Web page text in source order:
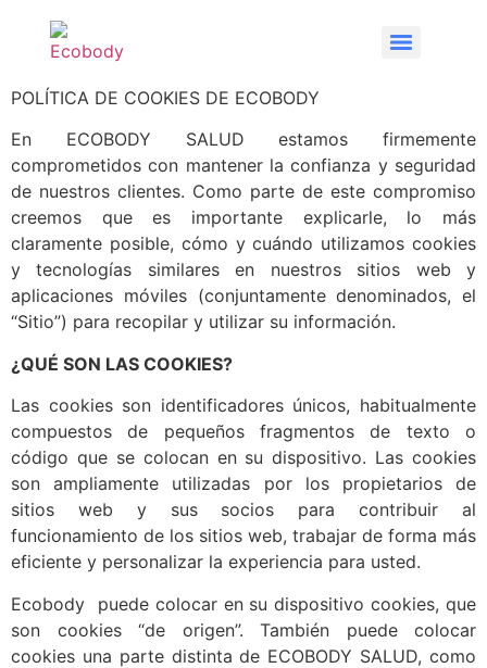
POLÍTICA DE COOKIES DE ECOBODY
En ECOBODY SALUD estamos firmemente
comprometidos con mantener la confianza y seguridad
de nuestros clientes. Como parte de este compromiso
creemos que es importante explicarle, lo más
claramente posible, cómo y cuándo utilizamos cookies
y tecnologías similares en nuestros sitios web y
aplicaciones móviles (conjuntamente denominados, el
“Sitio”) para recopilar y utilizar su información.
¿QUÉ SON LAS COOKIES?
Las cookies son identificadores únicos, habitualmente
compuestos de pequeños fragmentos de texto o
código que se colocan en su dispositivo. Las cookies
son ampliamente utilizadas por los propietarios de
sitios web y sus socios para contribuir al
funcionamiento de los sitios web, trabajar de forma más
eficiente y personalizar la experiencia para usted.
Ecobody puede colocar en su dispositivo cookies, que
son cookies “de origen”. También puede colocar
cookies una parte distinta de ECOBODY SALUD, como